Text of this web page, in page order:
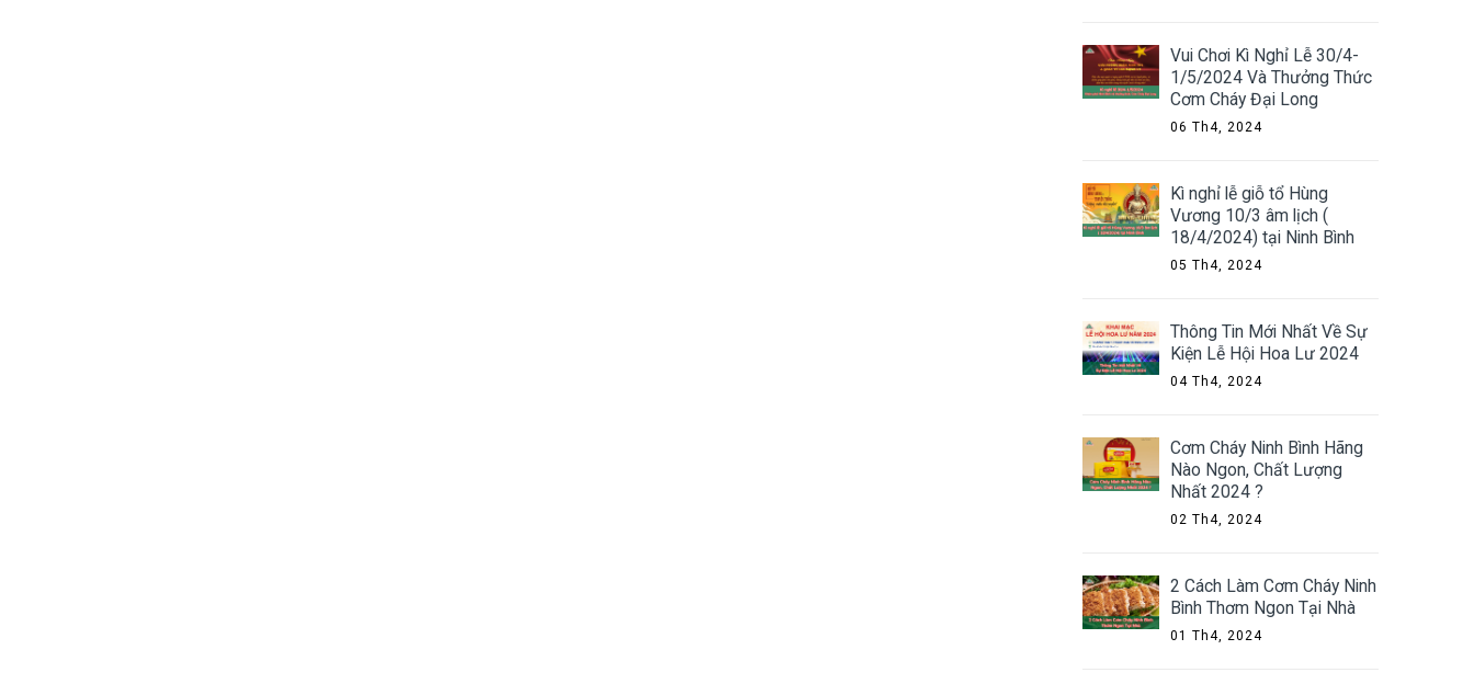
Vui Chơi Kì Nghỉ Lễ 30/4-
1/5/2024 Và Thưởng Thức
Cơm Cháy Đại Long
06 Th4, 2024
Kì nghỉ lễ giỗ tổ Hùng
Vương 10/3 âm lịch (
18/4/2024) tại Ninh Bình
05 Th4, 2024
Thông Tin Mới Nhất Về Sự
Kiện Lễ Hội Hoa Lư 2024
04 Th4, 2024
Cơm Cháy Ninh Bình Hãng
Nào Ngon, Chất Lượng
Nhất 2024 ?
02 Th4, 2024
2 Cách Làm Cơm Cháy Ninh
Bình Thơm Ngon Tại Nhà
01 Th4, 2024